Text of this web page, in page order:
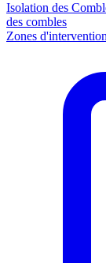
Isolation des
des combles
Zones d'intervention